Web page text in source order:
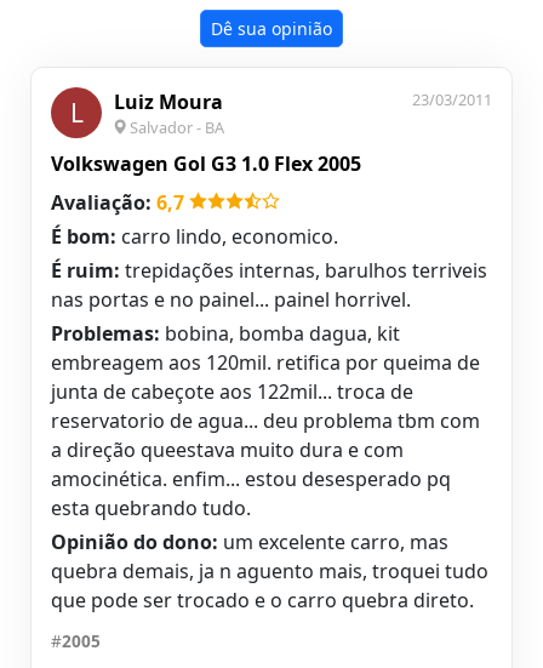
Dê sua opinião
L Luiz Moura
Salvador - BA
23/03/2011
Volkswagen Gol G3 1.0 Flex 2005
Avaliação: 6,7
É bom: carro lindo, economico.
É ruim: trepidações internas, barulhos terriveis
nas portas e no painel... painel horrivel.
Problemas: bobina, bomba dagua, kit
embreagem aos 120mil. retifica por queima de
junta de cabeçote aos 122mil... troca de
reservatorio de agua... deu problema tbm com
a direção queestava muito dura e com
amocinética. enfim... estou desesperado pq
esta quebrando tudo.
Opinião do dono: um excelente carro, mas
quebra demais, ja n aguento mais, troquei tudo
que pode ser trocado e o carro quebra direto.
#2005